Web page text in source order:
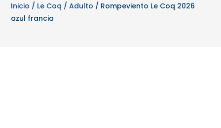
Inicio / Le Coq /Adulto / Rompeviento Le Coq 2026
azul francia